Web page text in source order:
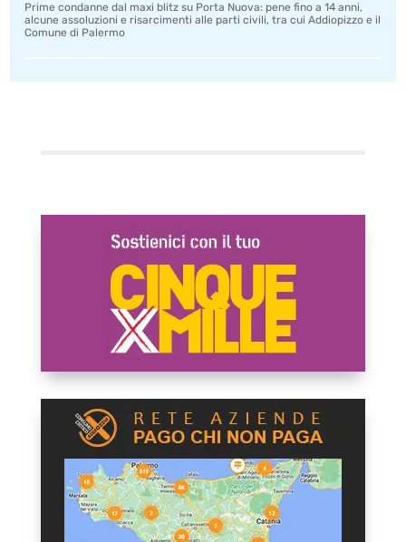
Prime condanne dal maxi blitz su Porta Nuova: pene fino a 14 anni,
alcune assoluzioni e risarcimenti alle parti civili, tra cui Addiopizzo e il
Comune di Palermo